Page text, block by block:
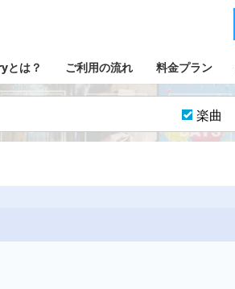
とは？ ご利用の流れ 料金プラン
楽曲